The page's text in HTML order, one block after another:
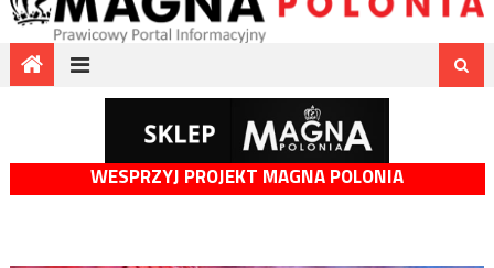
WESPRZYJ PROJEKT MAGNA POLONIA